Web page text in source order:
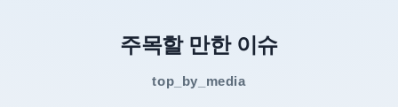
주목할 만한 이슈
top_by_media